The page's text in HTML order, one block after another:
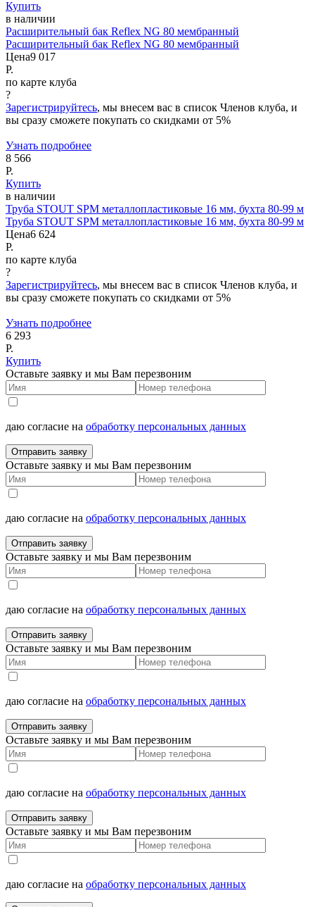
Купить
в наличии
Расширительный бак Reflex NG 80 мембранный
Расширительный бак Reflex NG 80 мембранный
Цена9 017
Р.
по карте клуба
?
Зарегистрируйтесь, мы внесем вас в список Членов клуба, и
вы сразу сможете покупать со скидками от 5%
Узнать подробнее
8 566
Р.
Купить
в наличии
Труба STOUT SPM металлопластиковые 16 мм, бухта 80-99 м
Труба STOUT SPM металлопластиковые 16 мм, бухта 80-99 м
Цена6 624
Р.
по карте клуба
?
Зарегистрируйтесь, мы внесем вас в список Членов клуба, и
вы сразу сможете покупать со скидками от 5%
Узнать подробнее
6 293
Р.
Купить
Оставьте заявку и мы Вам перезвоним
даю согласие на обработку персональных данных
Отправить заявку
Оставьте заявку и мы Вам перезвоним
даю согласие на обработку персональных данных
Отправить заявку
Оставьте заявку и мы Вам перезвоним
даю согласие на обработку персональных данных
Отправить заявку
Оставьте заявку и мы Вам перезвоним
даю согласие на обработку персональных данных
Отправить заявку
Оставьте заявку и мы Вам перезвоним
даю согласие на обработку персональных данных
Отправить заявку
Оставьте заявку и мы Вам перезвоним
даю согласие на обработку персональных данных